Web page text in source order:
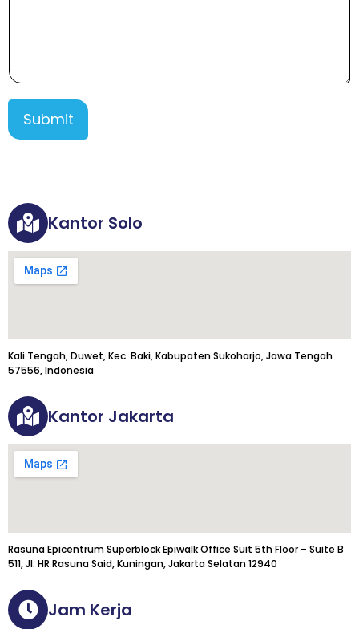
Submit
Kantor Solo
Kali Tengah, Duwet, Kec. Baki, Kabupaten Sukoharjo, Jawa Tengah
57556, Indonesia
Kantor Jakarta
Rasuna Epicentrum Superblock Epiwalk Office Suit 5th Floor – Suite B
511, Jl. HR Rasuna Said, Kuningan, Jakarta Selatan 12940
Jam Kerja